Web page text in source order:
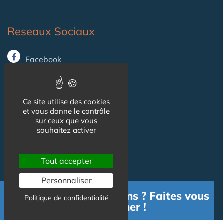
Reseaux Sociaux
Facebook
X (ex-Twitter)
Informations
Gestion des cookies
Besoin d'informations ? Faites vous
accompagner !
Ce site utilise des cookies
et vous donne le contrôle
sur ceux que vous
souhaitez activer
Tout accepter
Personnaliser
Politique de confidentialité